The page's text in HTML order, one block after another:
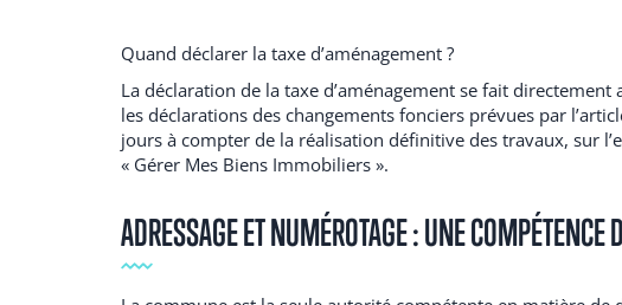
Quand déclarer la taxe d’aménagement ?
La déclaration de la taxe d’aménagement se fait
les déclarations des changements fonciers prévues par
jours à compter de la réalisation définitive des travaux, sur
« Gérer Mes Biens Immobiliers ».
ADRESSAGE ET NUMÉROTAGE : UNE COMPÉTENCE